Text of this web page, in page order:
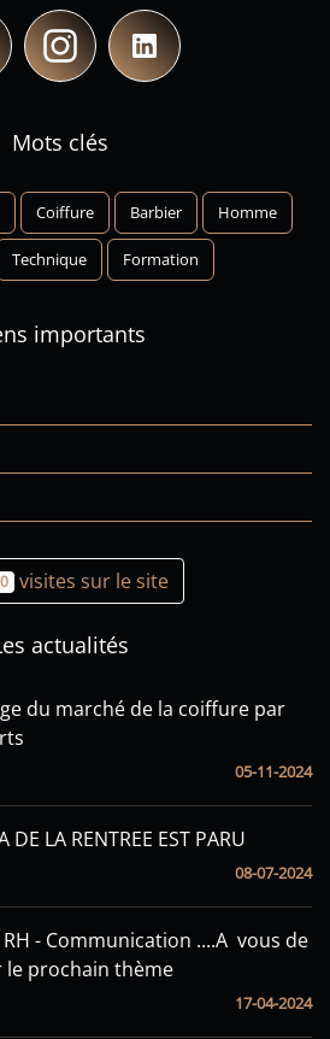
Mots clés
Coiffure Barbier Homme
Technique Formation
importants
visites sur le site
actualités
du marché de la coiffure par
05-11-2024
DE LA RENTREE EST PARU
08-07-2024
RH - Communication ....A vous de
le prochain thème
17-04-2024